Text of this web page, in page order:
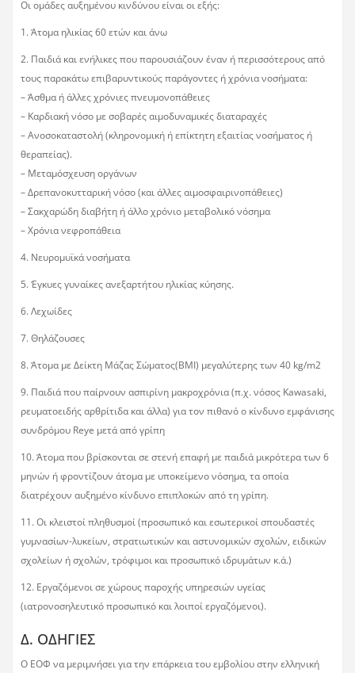
Οι ομάδες αυξημένου κινδύνου είναι οι εξής:
1. Άτομα ηλικίας 60 ετών και άνω
2. Παιδιά και ενήλικες που παρουσιάζουν έναν ή περισσότερους από
τους παρακάτω επιβαρυντικούς παράγοντες ή χρόνια νοσήματα:
– Άσθμα ή άλλες χρόνιες πνευμονοπάθειες
– Καρδιακή νόσο με σοβαρές αιμοδυναμικές διαταραχές
– Ανοσοκαταστολή (κληρονομική ή επίκτητη εξαιτίας νοσήματος ή
θεραπείας).
– Μεταμόσχευση οργάνων
– Δρεπανοκυτταρική νόσο (και άλλες αιμοσφαιρινοπάθειες)
– Σακχαρώδη διαβήτη ή άλλο χρόνιο μεταβολικό νόσημα
– Χρόνια νεφροπάθεια
4. Νευρομυϊκά νοσήματα
5. Έγκυες γυναίκες ανεξαρτήτου ηλικίας κύησης.
6. Λεχωίδες
7. Θηλάζουσες
8. Άτομα με Δείκτη Μάζας Σώματος(BMI) μεγαλύτερης των 40 kg/m2
9. Παιδιά που παίρνουν ασπιρίνη μακροχρόνια (π.χ. νόσος Kawasaki,
ρευματοειδής αρθρίτιδα και άλλα) για τον πιθανό ο κίνδυνο εμφάνισης
συνδρόμου Reye μετά από γρίπη
10. Άτομα που βρίσκονται σε στενή επαφή με παιδιά μικρότερα των 6
μηνών ή φροντίζουν άτομα με υποκείμενο νόσημα, τα οποία
διατρέχουν αυξημένο κίνδυνο επιπλοκών από τη γρίπη.
11. Οι κλειστοί πληθυσμοί (προσωπικό και εσωτερικοί σπουδαστές
γυμνασίων-λυκείων, στρατιωτικών και αστυνομικών σχολών, ειδικών
σχολείων ή σχολών, τρόφιμοι και προσωπικό ιδρυμάτων κ.ά.)
12. Εργαζόμενοι σε χώρους παροχής υπηρεσιών υγείας
(ιατρονοσηλευτικό προσωπικό και λοιποί εργαζόμενοι).
Δ. ΟΔΗΓΙΕΣ
Ο ΕΟΦ να μεριμνήσει για την επάρκεια του εμβολίου στην ελληνική